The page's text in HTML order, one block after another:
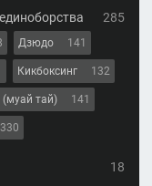
285
Дзюдо 141
Кикбоксинг 132
(муай тай) 141
330
18